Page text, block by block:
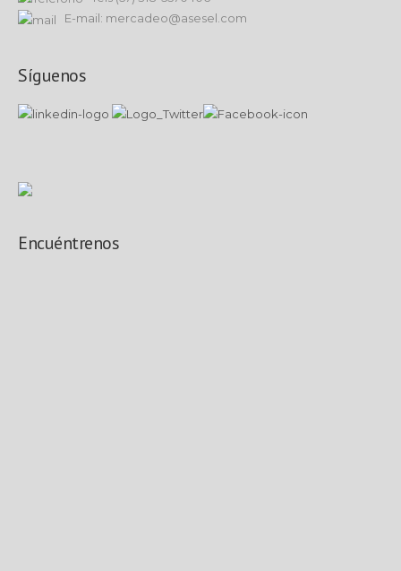
E-mail: mercadeo@asesel.com
Síguenos
Encuéntrenos